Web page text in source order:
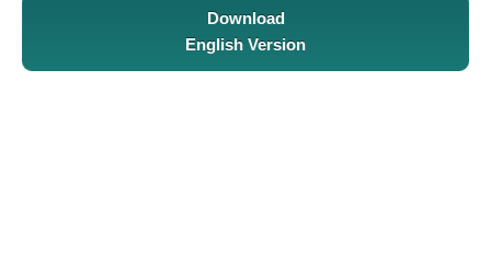
Download
English Version